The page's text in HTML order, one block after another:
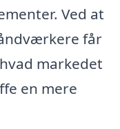
Ved at
får
markedet
en mere